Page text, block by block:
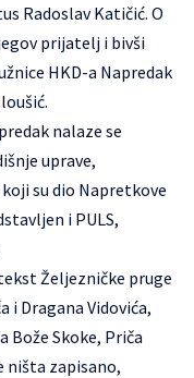
Radoslav Katičić. O
prijatelj i bivši
HKD-a Napredak
nalaze se
uprave,
su dio Napretkove
i PULS,
Željezničke pruge
i Dragana Vidovića,
Skoke, Priča
zapisano,